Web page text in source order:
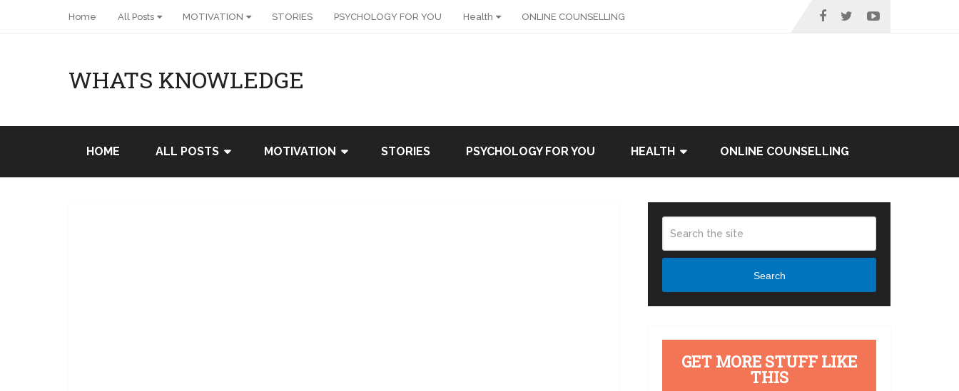
Home All Posts MOTIVATION STORIES PSYCHOLOGY FOR YOU Health ONLINE COUNSELLING
WHATS KNOWLEDGE
HOME ALL POSTS MOTIVATION STORIES PSYCHOLOGY FOR YOU HEALTH ONLINE COUNSELLING
Search
GET MORE STUFF LIKE
THIS